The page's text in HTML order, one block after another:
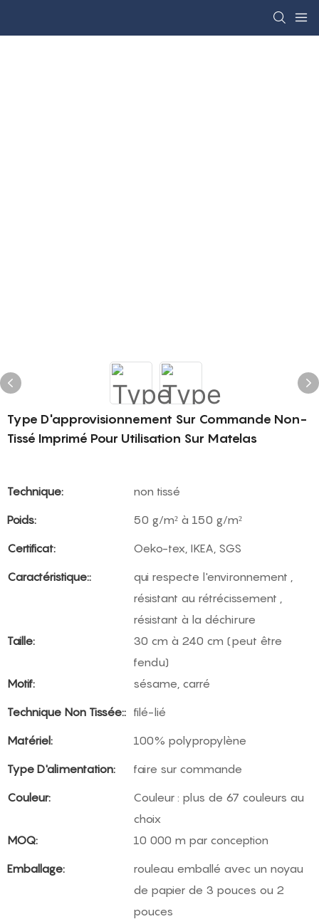
Type D'approvisionnement Sur Commande Non-
Tissé Imprimé Pour Utilisation Sur Matelas
Technique:
non tissé
Poids:
50 g/m² à 150 g/m²
Certificat:
Oeko-tex, IKEA, SGS
Caractéristique::
qui respecte l'environnement ,
résistant au rétrécissement ,
résistant à la déchirure
Taille:
30 cm à 240 cm (peut être
fendu)
Motif:
sésame, carré
Technique Non Tissée:: filé-lié
Matériel:
100% polypropylène
Type D'alimentation:
faire sur commande
Couleur:
Couleur : plus de 67 couleurs au
choix
MOQ:
10 000 m par conception
Emballage:
rouleau emballé avec un noyau
de papier de 3 pouces ou 2
pouces